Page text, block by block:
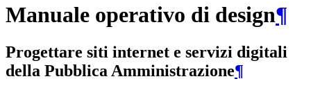
Manuale operativo di design¶
Progettare siti internet e servizi digitali
della Pubblica Amministrazione¶